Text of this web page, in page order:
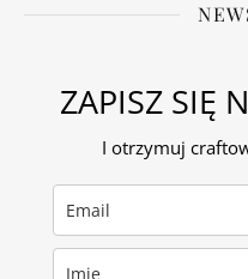
ZAPISZ SIĘ
I otrzymuj